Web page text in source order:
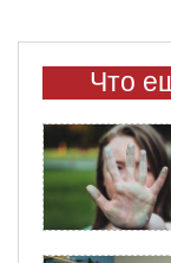
Что